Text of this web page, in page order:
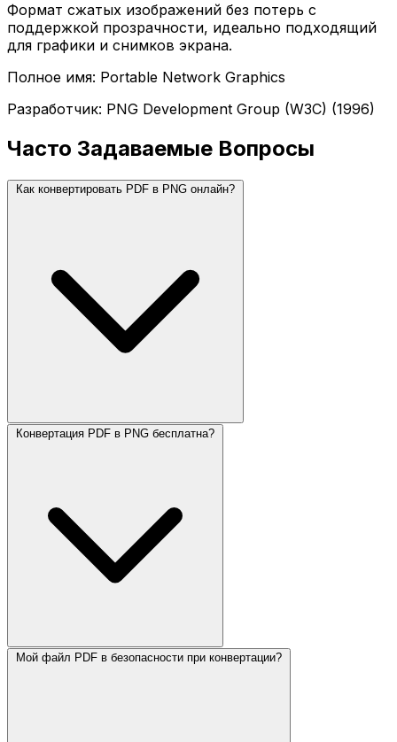
Формат сжатых изображений без потерь с
поддержкой прозрачности, идеально подходящий
для графики и снимков экрана.
Полное имя: Portable Network Graphics
Разработчик: PNG Development Group (W3C) (1996)
Часто Задаваемые Вопросы
Как конвертировать PDF в PNG онлайн?
Конвертация PDF в PNG бесплатна?
Мой файл PDF в безопасности при конвертации?